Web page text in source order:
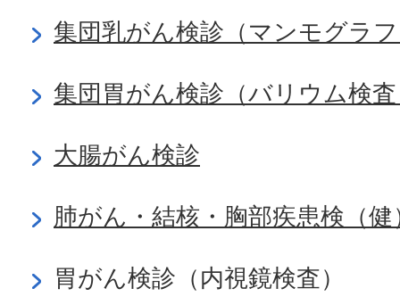
集団乳がん検診（マンモグラ
集団胃がん検診（バリウム検
大腸がん検診
肺がん・結核・胸部疾患検（健
胃がん検診（内視鏡検査）